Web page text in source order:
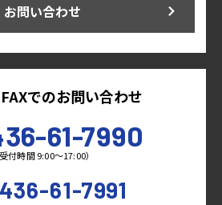
お問い合わせ
でのお問い合わせ
61-7990
受付時間 9:00～17:00）
61-7991